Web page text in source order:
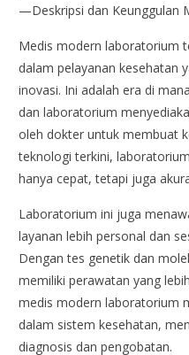
—Deskripsi dan Keunggulan
Medis modern laboratorium
dalam pelayanan kesehatan
inovasi. Ini adalah era di
dan laboratorium
oleh dokter untuk membuat
teknologi terkini,
hanya cepat, tetapi juga
Laboratorium ini juga
layanan lebih personal dan
Dengan tes genetik dan
memiliki perawatan yang
medis modern laboratorium
dalam sistem kesehatan,
diagnosis dan pengobatan.